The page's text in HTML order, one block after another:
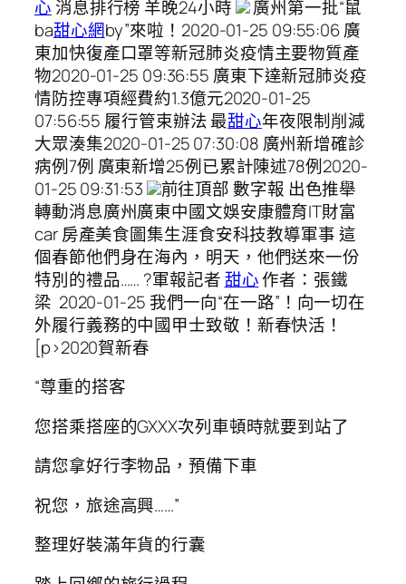
心消息排行榜 羊晚24小時
廣州第一批“鼠
ba甜心網by”來啦！2020-01-25 09:55:06 廣
東加快復產口罩等新冠肺炎疫情主要物質產
物2020-01-25 09:36:55 廣東下達新冠肺炎疫
情防控專項經費約1.3億元2020-01-25
07:56:55 履行管束辦法 最甜心年夜限制削減
大眾湊集2020-01-25 07:30:08 廣州新增確診
病例7例 廣東新增25例已累計陳述78例2020-
01-25 09:31:53
前往頂部 數字報 出色推舉
轉動消息廣州廣東中國文娛安康體育IT財富
car 房產美食圖集生涯食安科技教導軍事 這
個春節他們身在海內，明天，他們送來一份
特別的禮品…… ?軍報記者甜心作者：張鐵
梁 2020-01-25 我們一向“在一路”！向一切在
外履行義務的中國甲士致敬！新春快活！
[p>2020賀新春
“尊重的搭客
您搭乘搭座的GXXX次列車頓時就要到站了
請您拿好行李物品，預備下車
祝您，旅途高興……”
整理好裝滿年貨的行囊